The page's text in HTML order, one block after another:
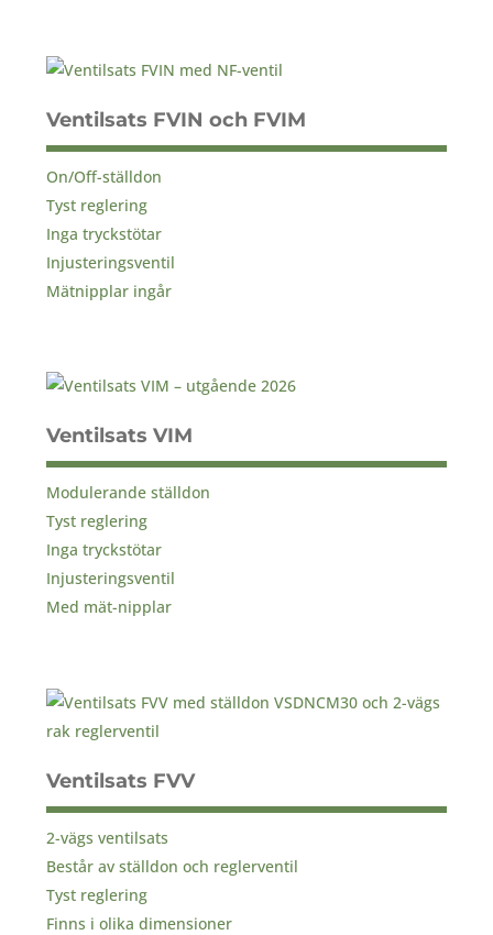
Ventilsats FVIN och FVIM
On/Off-ställdon
Tyst reglering
Inga tryckstötar
Injusteringsventil
Mätnipplar ingår
Ventilsats VIM
Modulerande ställdon
Tyst reglering
Inga tryckstötar
Injusteringsventil
Med mät-nipplar
Ventilsats FVV
2-vägs ventilsats
Består av ställdon och reglerventil
Tyst reglering
Finns i olika dimensioner